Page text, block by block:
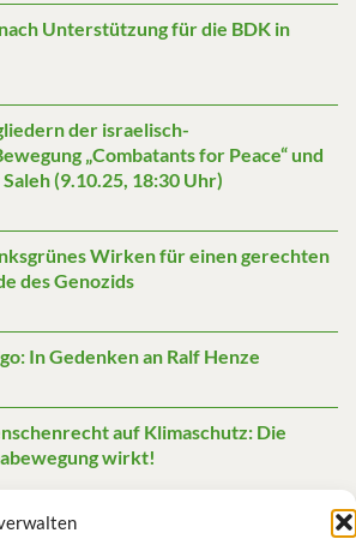
Unterstützung für die BDK in
der israelisch-
„Combatants for Peace“ und
(9.10.25, 18:30 Uhr)
Wirken für einen gerechten
des Genozids
In Gedenken an Ralf Henze
auf Klimaschutz: Die
wirkt!